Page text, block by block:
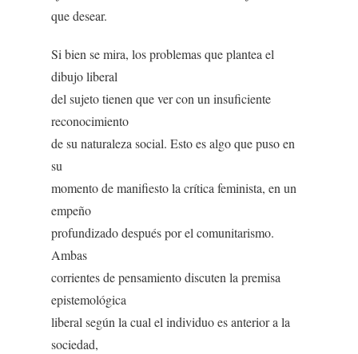
que desear.
Si bien se mira, los problemas que plantea el
dibujo liberal
del sujeto tienen que ver con un insuficiente
reconocimiento
de su naturaleza social. Esto es algo que puso en
su
momento de manifiesto la crítica feminista, en un
empeño
profundizado después por el comunitarismo.
Ambas
corrientes de pensamiento discuten la premisa
epistemológica
liberal según la cual el individuo es anterior a la
sociedad,